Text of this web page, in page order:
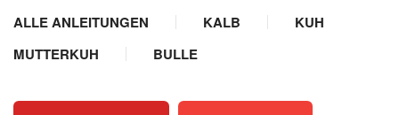
ALLE ANLEITUNGEN KALB
KUH
MUTTERKUH
BULLE